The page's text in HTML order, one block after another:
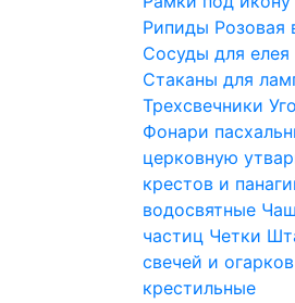
Рипиды Розовая
Сосуды для елея
Стаканы для
Трехсвечники
Фонари
церковную
крестов и
водосвятные
частиц Четки
свечей и огарков
крестильные